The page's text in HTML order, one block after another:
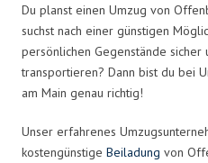
Du planst einen Umzug von
suchst nach einer günstigen
persönlichen Gegenstände sicher
transportieren? Dann bist du bei
am Main genau richtig!
Unser erfahrenes
kostengünstige Beiladung von